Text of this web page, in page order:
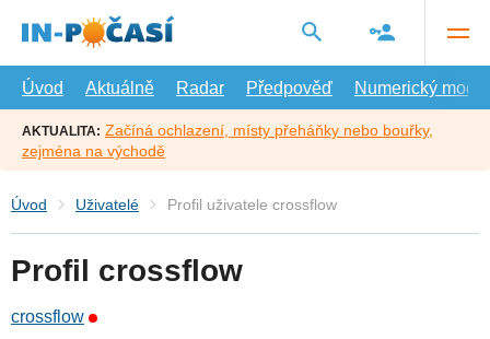
hlavní
Úvod
Aktuálně Radar Předpověď Numerický model
AKTUALITA: Začíná ochlazení, místy přeháňky nebo bouřky,
zejména na východě
Úvod Uživatelé Profil uživatele crossflow
Profil crossflow
crossflow